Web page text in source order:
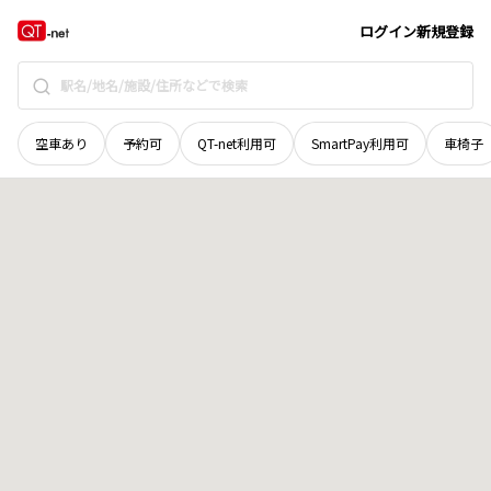
ログイン新規登録
空車あり 予約可 QT-net利用可 SmartPay利用可 車椅子
北海道